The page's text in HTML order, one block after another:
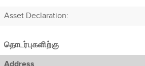
Asset Declaration:
தொடர்புகளிற்கு